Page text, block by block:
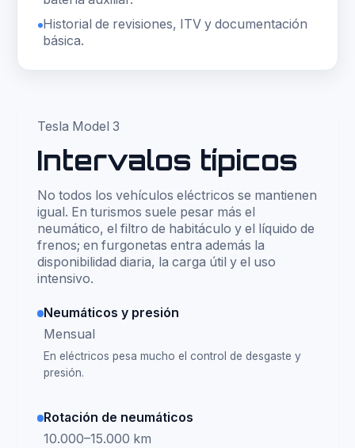
Historial de revisiones, ITV y documentación
básica.
Tesla Model 3
Intervalos típicos
No todos los vehículos eléctricos se mantienen
igual. En turismos suele pesar más el
neumático, el filtro de habitáculo y el líquido de
frenos; en furgonetas entra además la
disponibilidad diaria, la carga útil y el uso
intensivo.
Neumáticos y presión
Mensual
En eléctricos pesa mucho el control de desgaste y
presión.
Rotación de neumáticos
10.000–15.000 km